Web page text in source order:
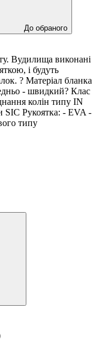
До обраного
Вудилища виконані
і будуть
? Матеріал бланка
- швидкий? Клас
колін типу IN
SIC Рукоятка: - EVA -
типу